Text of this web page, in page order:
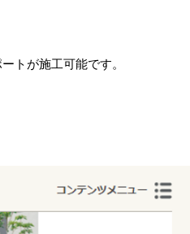
トが施工可能です。